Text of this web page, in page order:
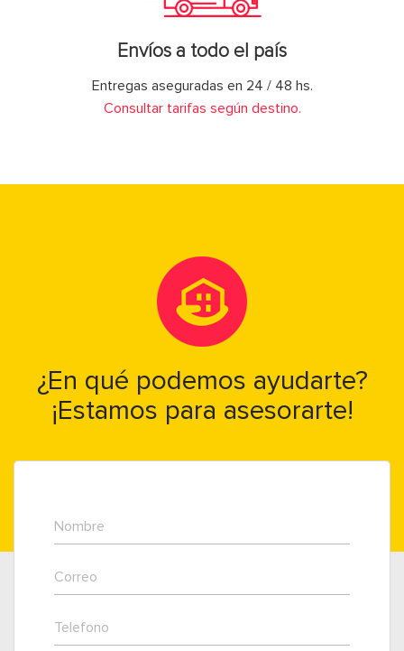
Envíos a todo el país
Entregas aseguradas en 24 / 48 hs.
Consultar tarifas según destino.
¿En qué podemos ayudarte?
¡Estamos para asesorarte!